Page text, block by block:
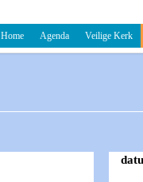
Home Agenda Veilige Kerk